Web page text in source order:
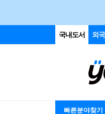
국내도서 외
빠른분야찾기